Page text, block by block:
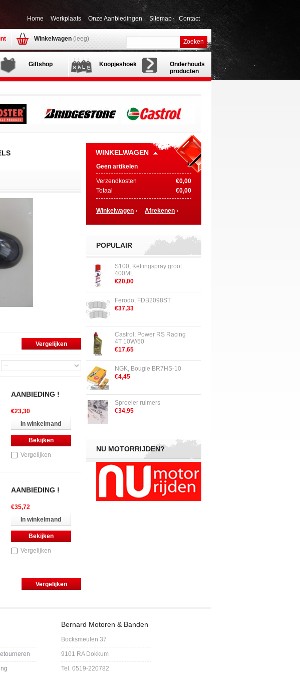
Home Werkplaats Onze Aanbiedingen Sitemap Contact
Zoeken
Winkelwagen (leeg)
Giftshop Koopjeshoek
Onderhouds
producten
AANBIEDING !
€23,30
In winkelmand
Bekijken
Vergelijken
AANBIEDING !
€35,72
In winkelmand
Bekijken
Vergelijken
WINKELWAGEN
Geen artikelen
Verzendkosten
€0,00
Totaal
€0,00
Winkelwagen › Afrekenen ›
POPULAIR
S100, Kettingspray groot
400ML
€20,00
Ferodo, FDB2098ST
€37,33
Castrol, Power RS Racing
4T 10W/50
€17,65
NGK, Bougie BR7HS-10
€4,45
Sproeier ruimers
€34,95
NU MOTORRIJDEN?
Bernard Motoren & Banden
Bocksmeulen 37
9101 RA Dokkum
Tel. 0519-220782